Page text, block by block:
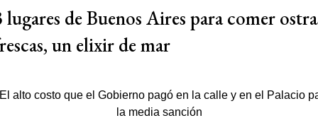
lugares de Buenos Aires para comer
un elixir de mar